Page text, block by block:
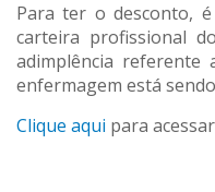
Para ter o desconto,
carteira profissional
adimplência referente
enfermagem está
Clique aqui para